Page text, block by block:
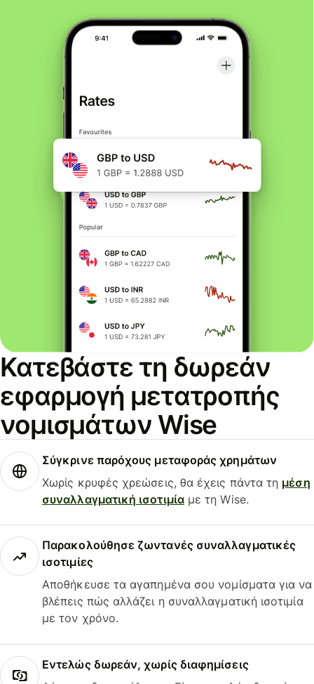
Κατεβάστε τη δωρεάν
εφαρμογή μετατροπής
νομισμάτων Wise
Σύγκρινε παρόχους μεταφοράς χρημάτων
Χωρίς κρυφές χρεώσεις, θα έχεις πάντα τη μέση
συναλλαγματική ισοτιμίαμε τη Wise.
Παρακολούθησε ζωντανές συναλλαγματικές
ισοτιμίες
Αποθήκευσε τα αγαπημένα σου νομίσματα για να
βλέπεις πώς αλλάζει η συναλλαγματική ισοτιμία
με τον χρόνο.
Εντελώς δωρεάν, χωρίς διαφημίσεις